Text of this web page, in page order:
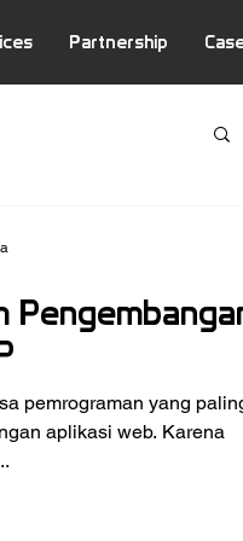
Partnership
pemrograman yang
aplikasi web. Karena